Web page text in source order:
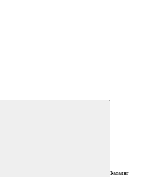
Каталог